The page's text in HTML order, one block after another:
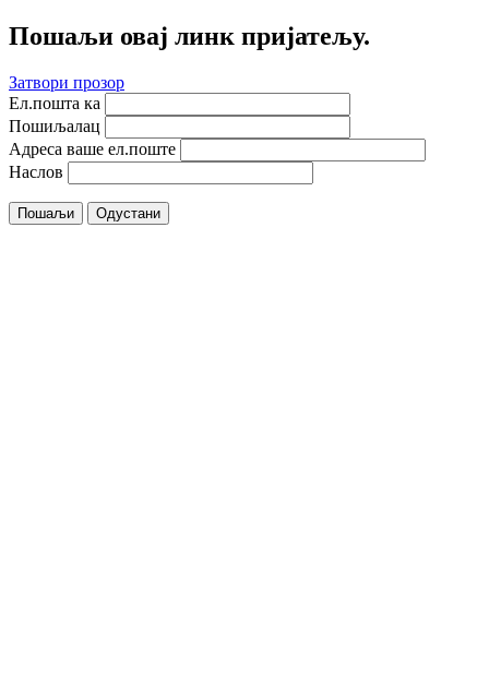
Пошаљи овај линк пријатељу.
Затвори прозор
Ел.пошта ка
Пошиљалац
Адреса ваше ел.поште
Наслов
Пошаљи Одустани